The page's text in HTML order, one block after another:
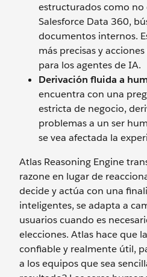
estructurados como
Salesforce Data 360,
documentos internos.
más precisas y
para los agentes de IA.
Derivación fluida a
encuentra con una
estricta de negocio,
problemas a un ser
se vea afectada la
Atlas Reasoning Engine
razone en lugar de
decide y actúa con una
inteligentes, se adapta a
usuarios cuando es
elecciones. Atlas hace que
confiable y realmente útil,
a los equipos que sea